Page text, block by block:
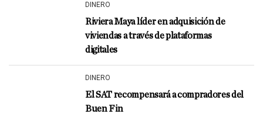
DINERO
Riviera Maya líder en adquisición de
viviendas a través de plataformas
digitales
DINERO
El SAT recompensará a compradores del
Buen Fin